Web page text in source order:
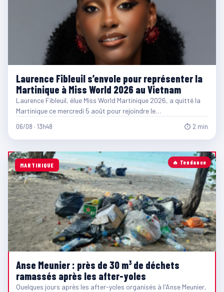
Laurence Fibleuil s’envole pour représenter la
Martinique à Miss World 2026 au Vietnam
Laurence Fibleuil, élue Miss World Martinique 2026, a quitté la
Martinique ce mercredi 5 août pour rejoindre le…
06/08 · 13h48 ⏱ 2 min
🔥 Tendance
MARTINIQUE
Anse Meunier : près de 30 m³ de déchets
ramassés après les after-yoles
Quelques jours après les after-yoles organisés à l'Anse Meunier,